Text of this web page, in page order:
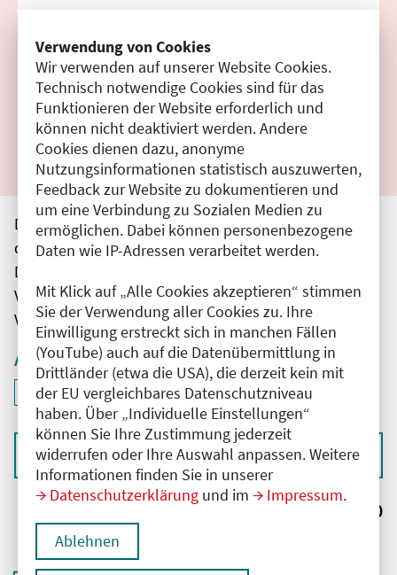
Verwendung von Cookies
Wir verwenden auf unserer Website Cookies.
Technisch notwendige Cookies sind für das
Funktionieren der Website erforderlich und
können nicht deaktiviert werden. Andere
Cookies dienen dazu, anonyme
Nutzungsinformationen statistisch auszuwerten,
Feedback zur Website zu dokumentieren und
um eine Verbindung zu Sozialen Medien zu
ermöglichen. Dabei können personenbezogene
Daten wie IP-Adressen verarbeitet werden.
Mit Klick auf „Alle Cookies akzeptieren“ stimmen
Sie der Verwendung aller Cookies zu. Ihre
Einwilligung erstreckt sich in manchen Fällen
(YouTube) auch auf die Datenübermittlung in
Drittländer (etwa die USA), die derzeit kein mit
der EU vergleichbares Datenschutzniveau
haben. Über „Individuelle Einstellungen“
können Sie Ihre Zustimmung jederzeit
widerrufen oder Ihre Auswahl anpassen. Weitere
Informationen finden Sie in unserer
Datenschutzerklärung und im Impressum.
Ablehnen
Filter zurücksetzen
Ergebnisse drucken
Die hier aufgeführten Veranstaltungen entsprechen
den unmittelbar vom Veranstalter getätigten Angaben.
Die Ärztekammer Berlin übernimmt keine
Verantwortung für den Inhalt, die Haftung obliegt dem
Veranstalter.
Aktive Filter
Filter
ID: ANT-2502668
deaktivieren und Suchergebnisse neu laden
Sortieren nach
Ergebnisse: 0